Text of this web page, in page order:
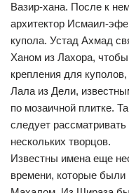
Вазир-хана. После к
архитектор Исмаил-
купола. Устад Ахмад
Ханом из Лахора,
крепления для
Лала из Дели,
по мозаичной плитке.
следует
нескольких творцов.
Известны имена еще
времени, которые